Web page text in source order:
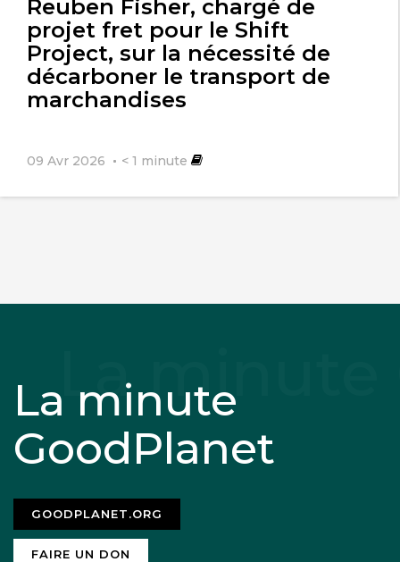
Reuben Fisher, chargé de
projet fret pour le Shift
Project, sur la nécessité de
décarboner le transport de
marchandises
09 Avr 2026 < 1 minute
La minute
GoodPlanet
GOODPLANET.ORG
FAIRE UN DON